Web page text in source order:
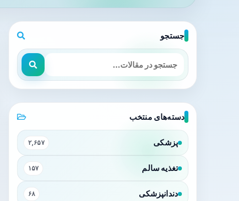
جستجو
دسته‌های منتخب
پزشکی ۲,۶۵۷
تغذیه سالم ۱۵۷
دندانپزشکی ۶۸